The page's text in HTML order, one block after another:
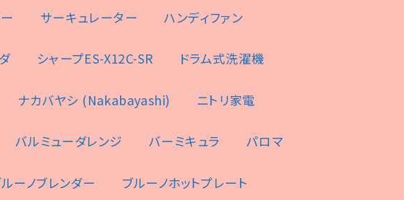
サーキュレーター ハンディファン
シャープES-X12C-SR ドラム式洗濯機
ナカバヤシ (Nakabayashi) ニトリ家電
バルミューダレンジ バーミキュラ パロマ
ーノブレンダー ブルーノホットプレート